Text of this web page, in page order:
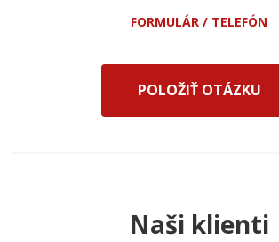
FORMULÁR / TELEFÓN
POLOŽIŤ OTÁZKU
Naši klienti